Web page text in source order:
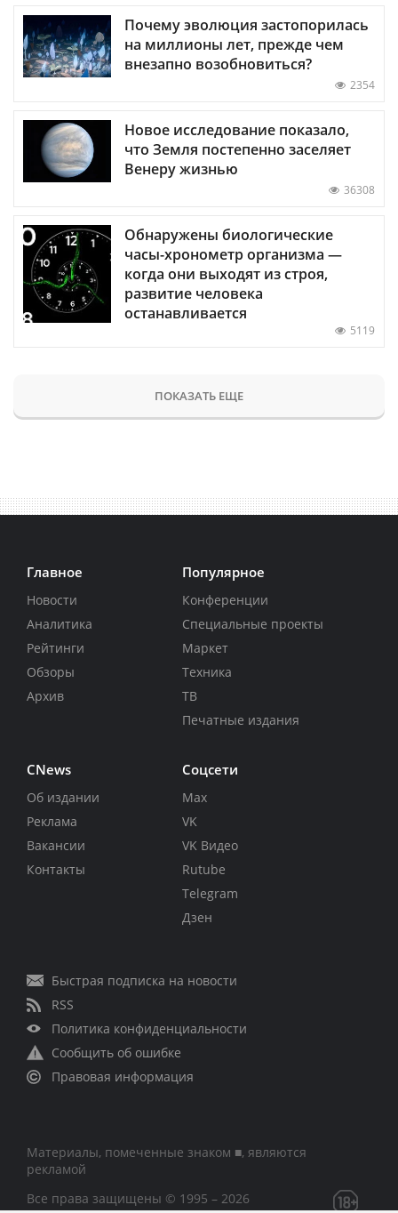
Почему эволюция застопорилась
на миллионы лет, прежде чем
внезапно возобновиться?
2354
Новое исследование показало,
что Земля постепенно заселяет
Венеру жизнью
36308
Обнаружены биологические
часы-хронометр организма —
когда они выходят из строя,
развитие человека
останавливается
5119
ПОКАЗАТЬ ЕЩЕ
Главное
Новости
Аналитика
Рейтинги
Обзоры
Архив
Популярное
Конференции
Специальные проекты
Маркет
Техника
ТВ
Печатные издания
CNews
Об издании
Реклама
Вакансии
Контакты
Соцсети
Max
VK
VK Видео
Rutube
Telegram
Дзен
Быстрая подписка на новости
RSS
Политика конфиденциальности
Сообщить об ошибке
Правовая информация
Материалы, помеченные знаком ■, являются
рекламой
Все права защищены © 1995 – 2026